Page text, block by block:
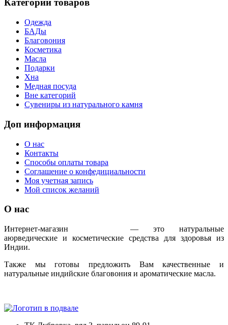
Категории товаров
Одежда
БАДы
Благовония
Косметика
Масла
Подарки
Хна
Медная посуда
Вне категорий
Сувениры из натурального камня
Доп информация
О нас
Контакты
Способы оплаты товара
Соглашение о конфедициальности
Моя учетная запись
Мой список желаний
О нас
Интернет-магазин
— это натуральные
аюрведические и косметические средства для здоровья из
Индии.
Также мы готовы предложить Вам качественные и
натуральные индийские благовония и ароматические масла.